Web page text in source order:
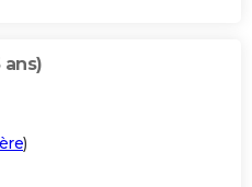
ans)
)